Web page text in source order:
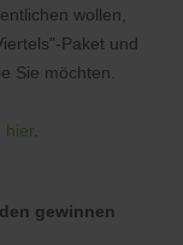
wollen,
Paket und
Sie möchten.
hier
gewinnen